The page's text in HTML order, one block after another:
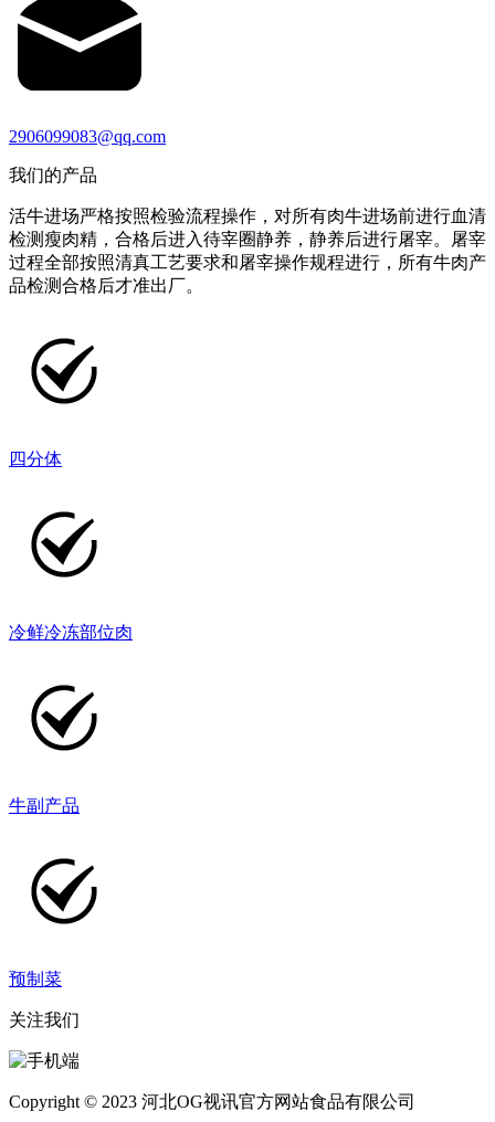
2906099083@qq.com
我们的产品
活牛进场严格按照检验流程操作，对所有肉牛进场前进行血清
检测瘦肉精，合格后进入待宰圈静养，静养后进行屠宰。屠宰
过程全部按照清真工艺要求和屠宰操作规程进行，所有牛肉产
品检测合格后才准出厂。
四分体
冷鲜冷冻部位肉
牛副产品
预制菜
关注我们
Copyright © 2023 河北OG视讯官方网站食品有限公司